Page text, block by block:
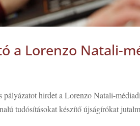
a Lorenzo Natali-
hirdet a Lorenzo Natali-
tudósításokat készítő újságírókat